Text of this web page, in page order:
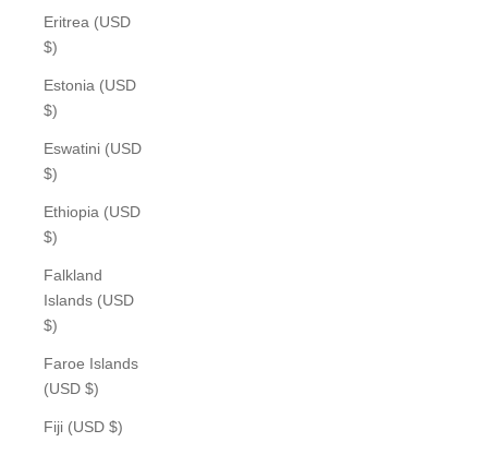
Eritrea (USD
$)
Estonia (USD
$)
Eswatini (USD
$)
Ethiopia (USD
$)
Falkland
Islands (USD
$)
Faroe Islands
(USD $)
Fiji (USD $)